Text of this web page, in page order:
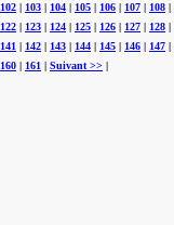
102 | 103 | 104 | 105 | 106 | 107 | 108 |
122 | 123 | 124 | 125 | 126 | 127 | 128 |
141 | 142 | 143 | 144 | 145 | 146 | 147 |
160 | 161 | Suivant >> |